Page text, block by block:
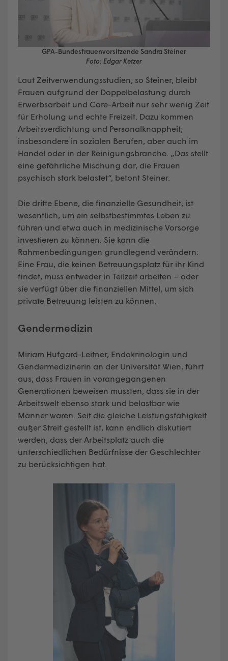
GPA-Bundesfrauenvorsitzende Sandra Steiner
Foto: Edgar Ketzer
Laut Zeitverwendungsstudien, so Steiner, bleibt
Frauen aufgrund der Doppelbelastung durch
Erwerbsarbeit und Care-Arbeit nur sehr wenig Zeit
für Erholung und echte Freizeit. Dazu kommen
Arbeitsverdichtung und Personalknappheit,
insbesondere in sozialen Berufen, aber auch im
Handel oder in der Reinigungsbranche. „Das stellt
eine gefährliche Mischung dar, die Frauen
psychisch stark belastet“, betont Steiner.
Die dritte Ebene, die finanzielle Gesundheit, ist
wesentlich, um ein selbstbestimmtes Leben zu
führen und etwa auch in medizinische Vorsorge
investieren zu können. Sie kann die
Rahmenbedingungen grundlegend verändern:
Eine Frau, die keinen Betreuungsplatz für ihr Kind
findet, muss entweder in Teilzeit arbeiten – oder
sie verfügt über die finanziellen Mittel, um sich
private Betreuung leisten zu können.
Gendermedizin
Miriam Hufgard-Leitner, Endokrinologin und
Gendermedizinerin an der Universität Wien, führt
aus, dass Frauen in vorangegangenen
Generationen beweisen mussten, dass sie in der
Arbeitswelt ebenso stark und belastbar wie
Männer waren. Seit die gleiche Leistungsfähigkeit
außer Streit gestellt ist, kann endlich diskutiert
werden, dass der Arbeitsplatz auch die
unterschiedlichen Bedürfnisse der Geschlechter
zu berücksichtigen hat.